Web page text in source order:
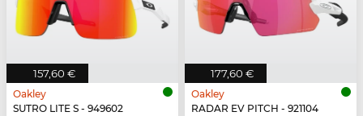
157,60 €
Oakley
SUTRO LITE S - 949602
177,60 €
Oakley
RADAR EV PITCH - 921104